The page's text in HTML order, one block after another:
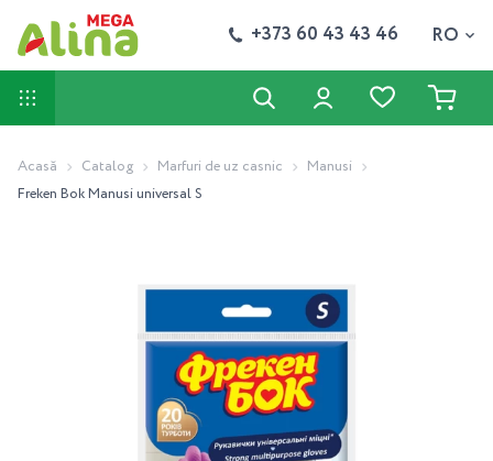
+373 60 43 43 46 RO
Acasă Catalog Marfuri de uz casnic
Manusi
Freken Bok Manusi universal S